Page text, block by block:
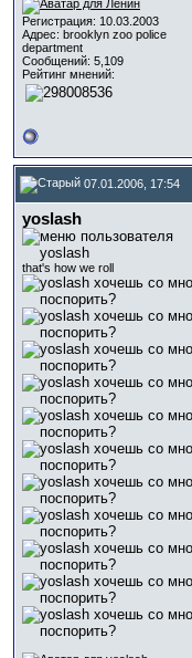
Регистрация: 10.03.2003
Адрес: brooklyn zoo police
department
Сообщений: 5,109
Рейтинг мнений:
07.01.2006, 17:54
yoslash
that's how we roll